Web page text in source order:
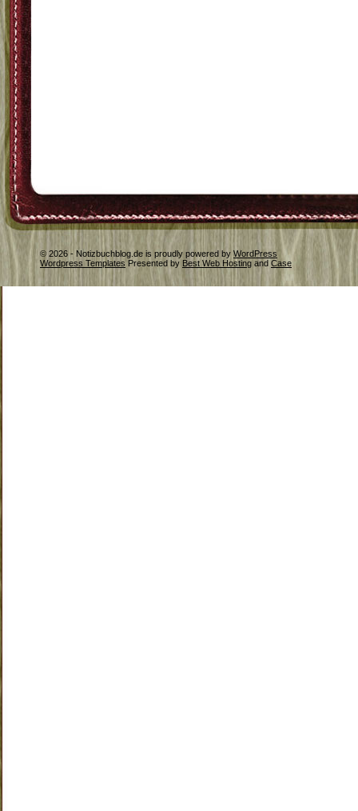
© 2026 - Notizbuchblog.de is proudly powered by WordPress
Wordpress Templates Presented by Best Web Hosting and Case